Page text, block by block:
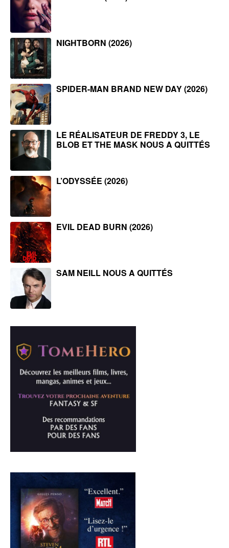
NIGHTBORN (2026)
SPIDER-MAN BRAND NEW DAY (2026)
LE RÉALISATEUR DE FREDDY 3, LE
BLOB ET THE MASK NOUS A QUITTÉS
L’ODYSSÉE (2026)
EVIL DEAD BURN (2026)
SAM NEILL NOUS A QUITTÉS